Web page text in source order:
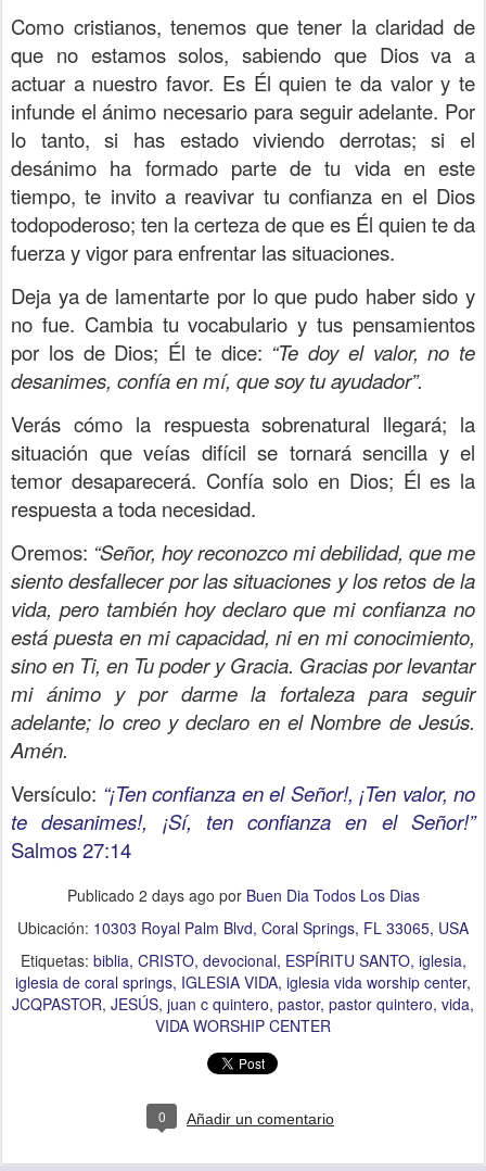
Como cristianos, tenemos que tener la claridad de
que no estamos solos, sabiendo que Dios va a
actuar a nuestro favor. Es Él quien te da valor y te
infunde el ánimo necesario para seguir adelante. Por
lo tanto, si has estado viviendo derrotas; si el
desánimo ha formado parte de tu vida en este
tiempo, te invito a reavivar tu confianza en el Dios
todopoderoso; ten la certeza de que es Él quien te da
fuerza y vigor para enfrentar las situaciones.
Deja ya de lamentarte por lo que pudo haber sido y
no fue. Cambia tu vocabulario y tus pensamientos
por los de Dios; Él te dice: “Te doy el valor, no te
desanimes, confía en mí, que soy tu ayudador”.
Verás cómo la respuesta sobrenatural llegará; la
situación que veías difícil se tornará sencilla y el
temor desaparecerá. Confía solo en Dios; Él es la
respuesta a toda necesidad.
Oremos: “Señor, hoy reconozco mi debilidad, que me
siento desfallecer por las situaciones y los retos de la
vida, pero también hoy declaro que mi confianza no
está puesta en mi capacidad, ni en mi conocimiento,
sino en Ti, en Tu poder y Gracia. Gracias por levantar
mi ánimo y por darme la fortaleza para seguir
adelante; lo creo y declaro en el Nombre de Jesús.
Amén.
Versículo: “¡Ten confianza en el Señor!, ¡Ten valor, no
te desanimes!, ¡Sí, ten confianza en el Señor!”
Salmos 27:14
Publicado 2 days ago por Buen Dia Todos Los Dias
Ubicación: 10303 Royal Palm Blvd, Coral Springs, FL 33065, USA
Etiquetas: biblia CRISTO devocional ESPÍRITU SANTO iglesia
iglesia de coral springs IGLESIA VIDA iglesia vida worship center
JCQPASTOR JESÚS juan c quintero pastor pastor quintero vida
VIDA WORSHIP CENTER
0 Añadir un comentario